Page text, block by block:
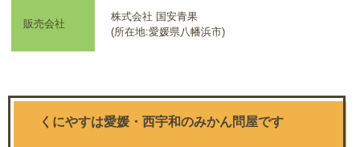
販売会社
株式会社 国安青果
(所在地:愛媛県八幡浜市)
くにやすは愛媛・西宇和のみかん問屋です